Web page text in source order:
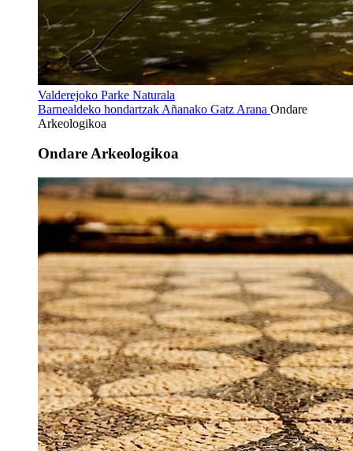
Valderejoko Parke Naturala
Barnealdeko hondartzak Añanako Gatz Arana Ondare
Arkeologikoa
Ondare Arkeologikoa